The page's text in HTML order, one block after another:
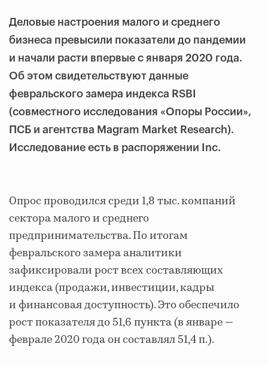
Деловые настроения малого и среднего
бизнеса превысили показатели до пандемии
и начали расти впервые с января 2020 года.
Об этом свидетельствуют данные
февральского замера индекса RSBI
(совместного исследования «Опоры России»,
ПСБ и агентства Magram Market Research).
Исследование есть в распоряжении Inc.
Опрос проводился среди 1,8 тыс. компаний
сектора малого и среднего
предпринимательства. По итогам
февральского замера аналитики
зафиксировали рост всех составляющих
индекса (продажи, инвестиции, кадры
и финансовая доступность). Это обеспечило
рост показателя до 51,6 пункта (в январе —
феврале 2020 года он составлял 51,4 п.).